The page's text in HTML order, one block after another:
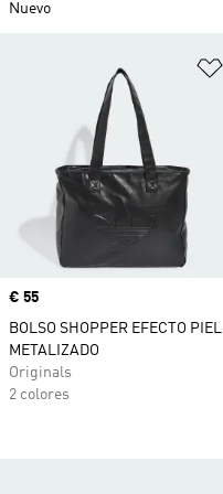
Nuevo
Precio
€ 55
BOLSO SHOPPER EFECTO PIEL
METALIZADO
Originals
2 colores